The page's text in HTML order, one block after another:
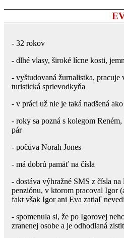
- 32 rokov
- dlhé vlasy, široké lícne kosti,
- vyštudovaná žurnalistka, pracuje
turistická sprievodkyňa
- v práci už nie je taká nadšená
- roky sa pozná s kolegom
pár
- počúva Norah Jones
- má dobrú pamäť na čísla
- dostáva výhražné SMS z čísla
penziónu, v ktorom pracoval Igor
fakt však Igor ani Eva zatiaľ
- spomenula si, že po Igorovej
zranenej osobe a je odhodlaná